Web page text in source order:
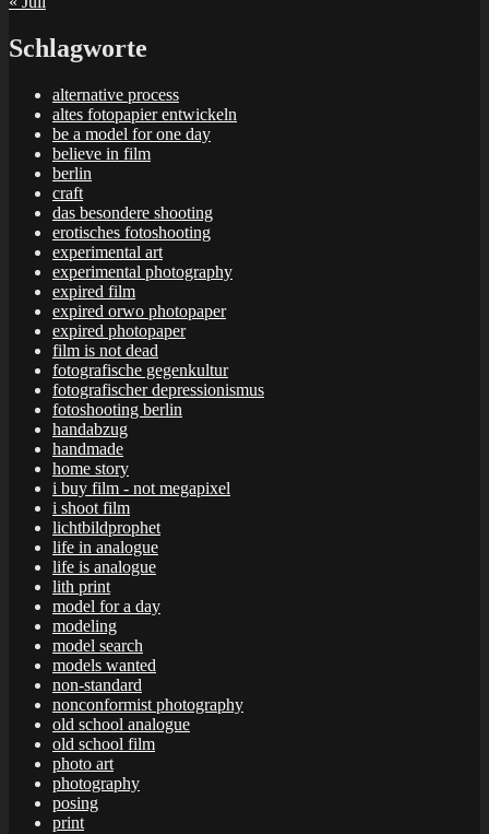
Schlagworte
alternative process
altes fotopapier entwickeln
be a model for one day
believe in film
berlin
craft
das besondere shooting
erotisches fotoshooting
experimental art
experimental photography
expired film
expired orwo photopaper
expired photopaper
film is not dead
fotografische gegenkultur
fotografischer depressionismus
fotoshooting berlin
handabzug
handmade
home story
i buy film - not megapixel
i shoot film
lichtbildprophet
life in analogue
life is analogue
lith print
model for a day
modeling
model search
models wanted
non-standard
nonconformist photography
old school analogue
old school film
photo art
photography
posing
print